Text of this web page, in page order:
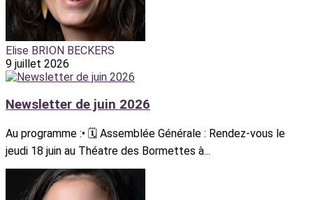
Elise BRION BECKERS
9 juillet 2026
Newsletter de juin 2026
Au programme :• 🗓️ Assemblée Générale : Rendez-vous le
jeudi 18 juin au Théatre des Bormettes à...